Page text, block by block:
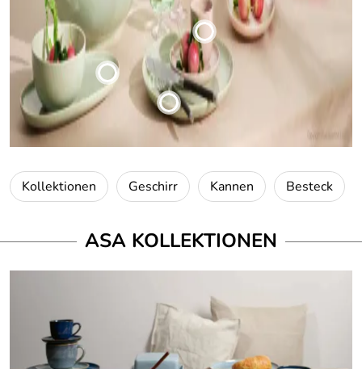
Kollektionen Geschirr Kannen Besteck
ASA KOLLEKTIONEN